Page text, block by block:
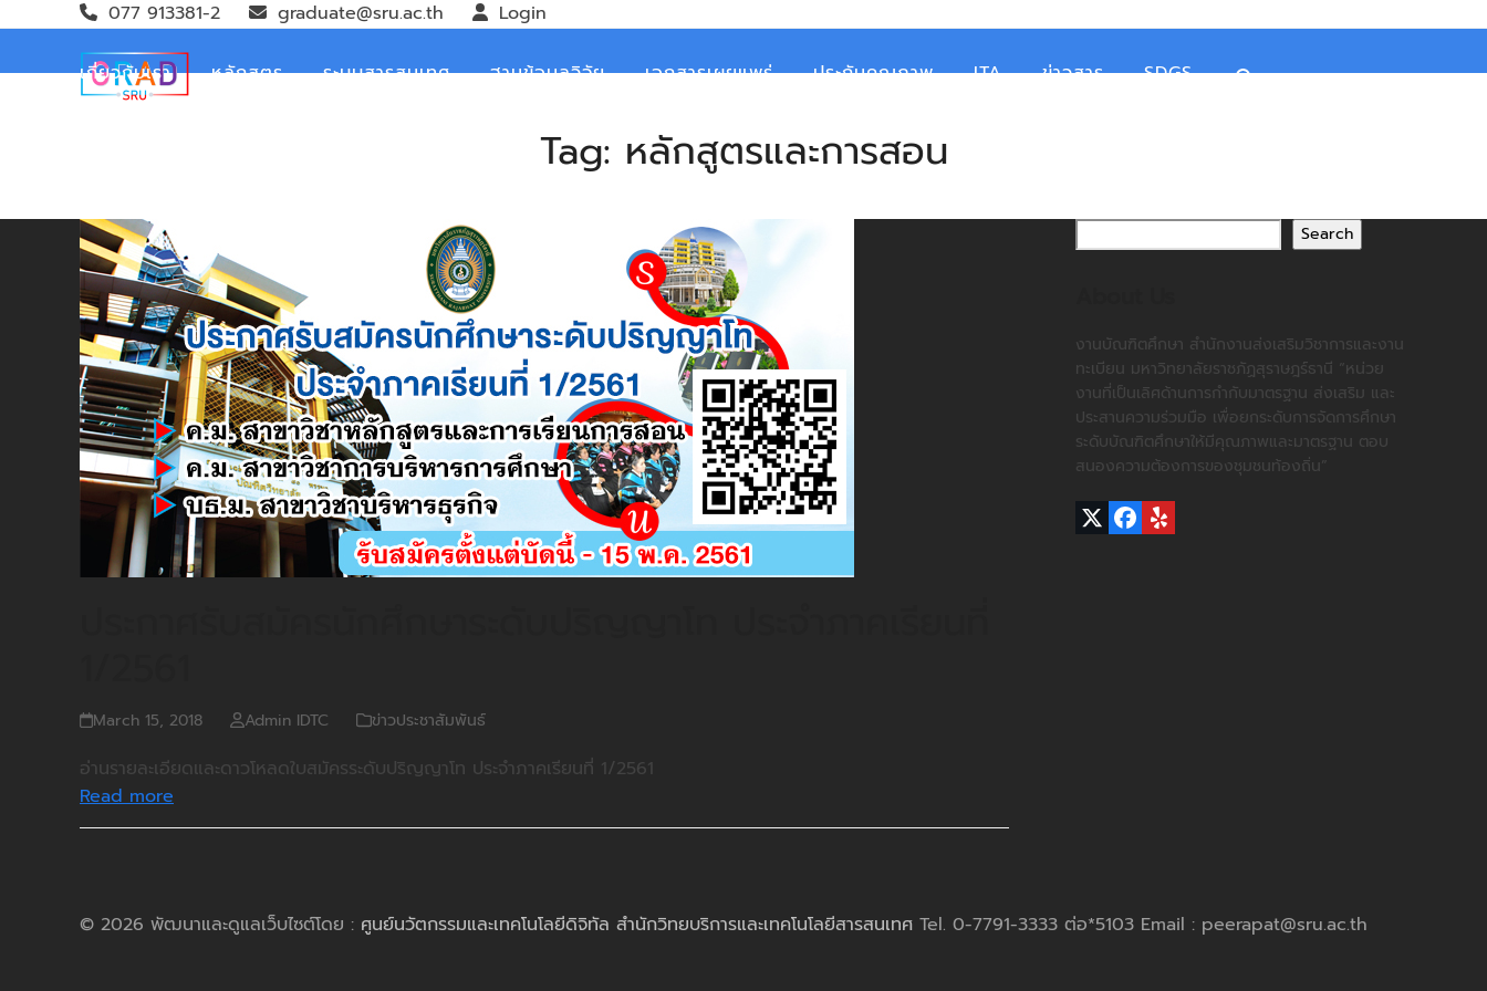
content
077 913381-2 graduate@sru.ac.th Login
เกี่ยวกับเรา หลักสูตร ระบบสารสนเทศ ฐานข้อมูลวิจัย เอกสารเผยแพร่ ประกันคุณภาพ ITA ข่าวสาร SDGS
Tag: หลักสูตรและการสอน
March 15, 2018 Admin IDTC ข่าวประชาสัมพันธ์
อ่านรายละเอียดและดาวโหลดใบสมัครระดับปริญญาโท ประจำภาคเรียนที่ 1/2561
Read more
Search
งานบัณฑิตศึกษา สำนักงานส่งเสริมวิชาการและงาน
ทะเบียน มหาวิทยาลัยราชภัฏสุราษฎร์ธานี “หน่วย
งานที่เป็นเลิศด้านการกำกับมาตรฐาน ส่งเสริม และ
ประสานความร่วมมือ เพื่อยกระดับการจัดการศึกษา
ระดับบัณฑิตศึกษาให้มีคุณภาพและมาตรฐาน ตอบ
สนองความต้องการของชุมชนท้องถิ่น”
Twitter
Facebook
Yelp
© 2026 พัฒนาและดูแลเว็บไซต์โดย : ศูนย์นวัตกรรมและเทคโนโลยีดิจิทัล สำนักวิทยบริการและเทคโนโลยีสารสนเทศ Tel. 0-7791-3333 ต่อ*5103 Email : peerapat@sru.ac.th